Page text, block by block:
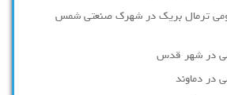
ترمال بریک در شهرک صنعتی شمس
در شهر قدس
در دماوند